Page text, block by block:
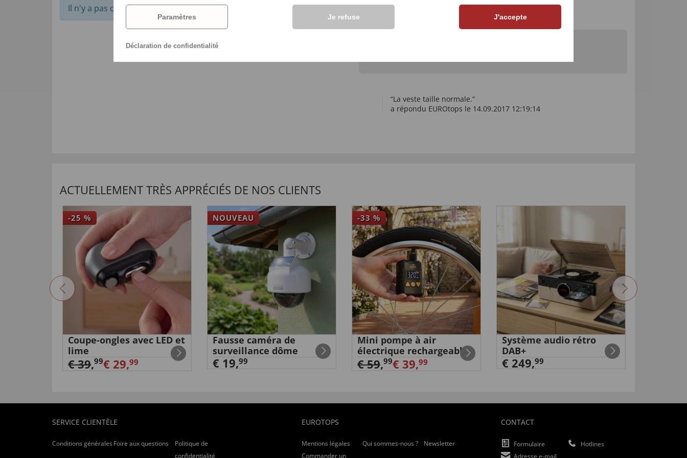
Il n'y a pas de commentaires pour cet article. Poser une question
“La veste taille normale.”
a répondu EUROtops le 14.09.2017 12:19:14
ACTUELLEMENT TRÈS APPRÉCIÉS DE NOS CLIENTS
-25 %
Coupe-ongles avec LED et
lime
€ 39,99€ 29,99
NOUVEAU
Fausse caméra de
surveillance dôme
€ 19,99
-33 %
Mini pompe à air
électrique rechargeable
€ 59,99€ 39,99
Système audio rétro
DAB+
€ 249,99
SERVICE CLIENTÈLE
Conditions générales Foire aux questions
Politique de
confidentialité
EUROTOPS
Mentions légales Qui sommes-nous ?
Newsletter
Commander un
CONTACT
Formulaire
Hotlines
Paramètres Je refuse J'accepte
Déclaration de confidentialité